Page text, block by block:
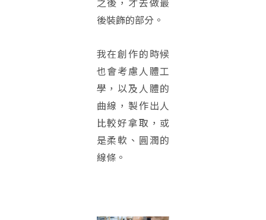
後裝飾的部分。
我在創作的時候
也會考慮人體工
學，以及人體的
曲線，製作出人
比較好拿取，或
是柔軟、圓潤的
線條。